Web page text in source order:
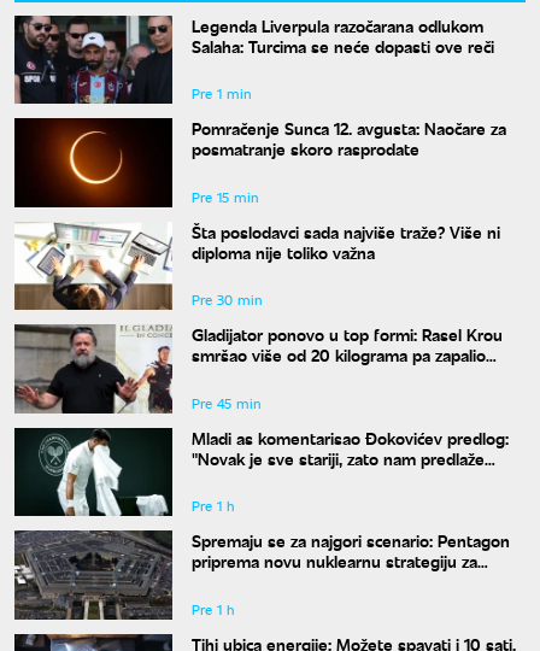
Legenda Liverpula razočarana odlukom
Salaha: Turcima se neće dopasti ove reči
Pre 1 min
Pomračenje Sunca 12. avgusta: Naočare za
posmatranje skoro rasprodate
Pre 15 min
Šta poslodavci sada najviše traže? Više ni
diploma nije toliko važna
Pre 30 min
Gladijator ponovo u top formi: Rasel Krou
smršao više od 20 kilograma pa zapalio
Pre 45 min
Mladi as komentarisao Đokovićev predlog:
"Novak je sve stariji, zato nam predlaže
Pre 1 h
Spremaju se za najgori scenario: Pentagon
priprema novu nuklearnu strategiju za
Pre 1 h
Tihi ubica energije: Možete spavati i 10 sati,